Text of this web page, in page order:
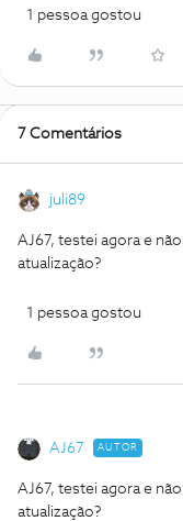
1 pessoa gostou
7 Comentários
juli89
AJ67, testei agora e
atualização?
1 pessoa gostou
AJ67 AUTOR
AJ67, testei agora e
atualização?